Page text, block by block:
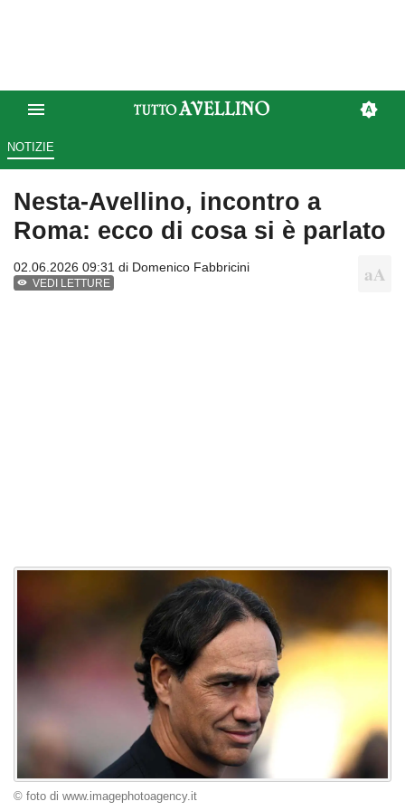
NOTIZIE
Nesta-Avellino, incontro a
Roma: ecco di cosa si è parlato
02.06.2026 09:31 di Domenico Fabbricini
VEDI LETTURE
© foto di www.imagephotoagency.it